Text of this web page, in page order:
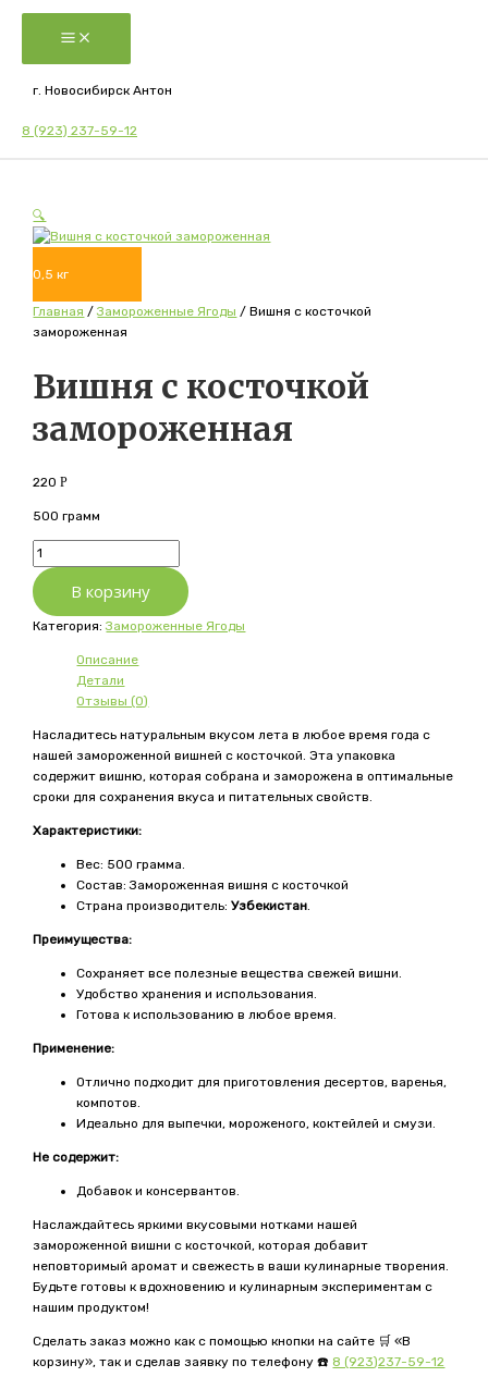
Main
г. Новосибирск Антон
8 (923) 237-59-12
🔍
0,5 кг
Главная /Замороженные Ягоды / Вишня с косточкой
замороженная
Вишня с косточкой
замороженная
220Р
500 грамм
Количество
товара
Вишня
с
косточкой
В корзину
Категория:Замороженные Ягоды
Описание
Детали
Отзывы (0)
Насладитесь натуральным вкусом лета в любое время года с
нашей замороженной вишней с косточкой. Эта упаковка
содержит вишню, которая собрана и заморожена в оптимальные
сроки для сохранения вкуса и питательных свойств.
Характеристики:
Вес: 500 грамма.
Состав: Замороженная вишня с косточкой
Страна производитель:Узбекистан
Преимущества:
Сохраняет все полезные вещества свежей вишни.
Удобство хранения и использования.
Готова к использованию в любое время.
Применение:
Отлично подходит для приготовления десертов, варенья,
компотов.
Идеально для выпечки, мороженого, коктейлей и смузи.
Не содержит:
Добавок и консервантов.
Наслаждайтесь яркими вкусовыми нотками нашей
замороженной вишни с косточкой, которая добавит
неповторимый аромат и свежесть в ваши кулинарные творения.
Будьте готовы к вдохновению и кулинарным экспериментам с
нашим продуктом!
Сделать заказ можно как с помощью кнопки на сайте 🛒 «В
корзину», так и сделав заявку по телефону ☎️ 8 (923)237-59-12